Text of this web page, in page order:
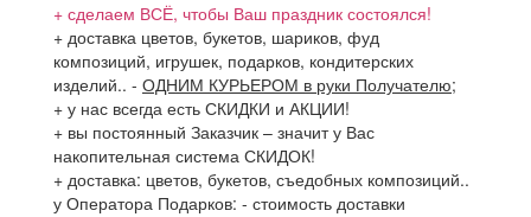
+ сделаем ВСЁ, чтобы Ваш праздник состоялся!
+ доставка цветов, букетов, шариков, фуд
композиций, игрушек, подарков, кондитерских
изделий.. - ОДНИМ КУРЬЕРОМ в руки Получателю;
+ у нас всегда есть СКИДКИ и АКЦИИ!
+ вы постоянный Заказчик – значит у Вас
накопительная система СКИДОК!
+ доставка: цветов, букетов, съедобных композиций..
у Оператора Подарков: - стоимость доставки